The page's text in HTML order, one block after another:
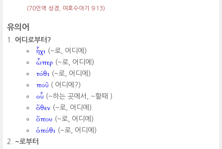
(70인역 성경, 여호수아기 9:13)
유의어
어디로부터?
ἧχι (~로, 어디에)
ὧπερ (~로, 어디에)
τόθι (~로, 어디에)
ποῦ ( 어디에?)
οὗ (~하는 곳에서, ~할때 )
ὅθεν (~로, 어디에)
ὅπου (~로, 어디에)
ὁπόθι (~로, 어디에)
~로부터